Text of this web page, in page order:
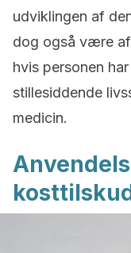
udviklingen af
dog også være
hvis personen
stillesiddende
medicin.